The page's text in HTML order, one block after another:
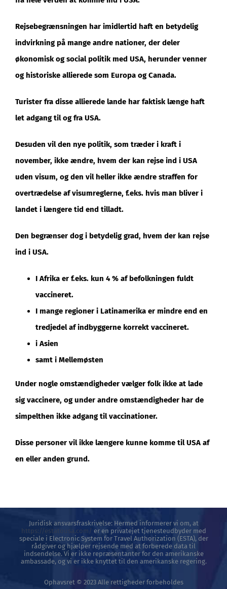
Rejsebegrænsningen har imidlertid haft en betydelig
indvirkning på mange andre nationer, der deler
økonomisk og social politik med USA, herunder venner
og historiske allierede som Europa og Canada.
Turister fra disse allierede lande har faktisk længe haft
let adgang til og fra USA.
Desuden vil den nye politik, som træder i kraft i
november, ikke ændre, hvem der kan rejse ind i USA
uden visum, og den vil heller ikke ændre straffen for
overtrædelse af visumreglerne, f.eks. hvis man bliver i
landet i længere tid end tilladt.
Den begrænser dog i betydelig grad, hvem der kan rejse
ind i USA.
I Afrika er f.eks. kun 4 % af befolkningen fuldt
vaccineret.
I mange regioner i Latinamerika er mindre end en
tredjedel af indbyggerne korrekt vaccineret.
i Asien
samt i Mellemøsten
Under nogle omstændigheder vælger folk ikke at lade
sig vaccinere, og under andre omstændigheder har de
simpelthen ikke adgang til vaccinationer.
Disse personer vil ikke længere kunne komme til USA af
en eller anden grund.
Juridisk ansvarsfraskrivelse: Hermed informerer vi om, at
https://estatousa.com/ er en privatejet tjenesteudbyder med
speciale i Electronic System for Travel Authorization (ESTA), der
rådgiver og hjælper rejsende med at forberede data til
indsendelse. Vi er ikke repræsentanter for den amerikanske
ambassade, og vi er ikke knyttet til den amerikanske regering.
Ophavsret © 2023 Alle rettigheder forbeholdes